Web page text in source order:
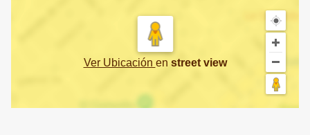
Ver Ubicación en street view